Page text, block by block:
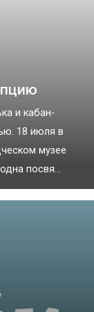
и кабан-
18 июля в
музее
посвя...